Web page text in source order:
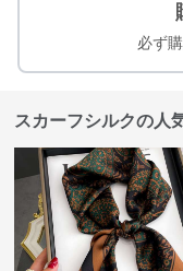
必ず
スカーフシルクの人